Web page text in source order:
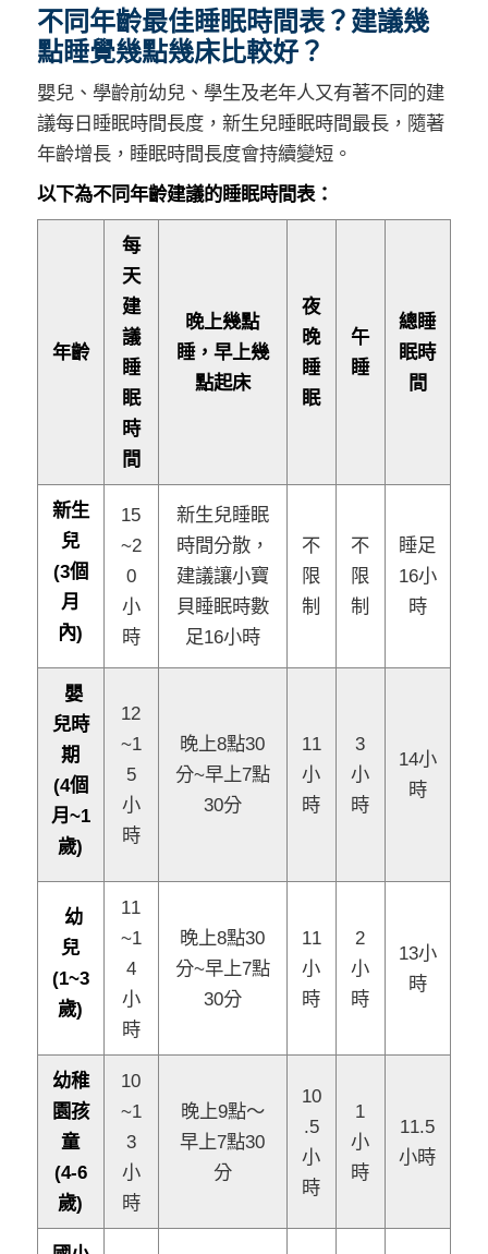
不同年齡最佳睡眠時間表？建議幾
點睡覺幾點幾床比較好？
嬰兒、學齡前幼兒、學生及老年人又有著不同的建
議每日睡眠時間長度，新生兒睡眠時間最長，隨著
年齡增長，睡眠時間長度會持續變短。
以下為不同年齡建議的睡眠時間表：
年齡
每
天
建
議
睡
眠
時
間
晚上幾點
睡，早上幾
點起床
夜
晚
睡
眠
午
睡
總睡
眠時
間
新生
兒
(3個
月
內)
15
~2
0
小
時
新生兒睡眠
時間分散，
建議讓小寶
貝睡眠時數
足16小時
不
限
制
不
限
制
睡足
16小
時
嬰
兒時
期
(4個
月~1
歲)
12
~1
5
小
時
晚上8點30
分~早上7點
30分
11
小
時
3
小
時
14小
時
幼
兒
(1~3
歲)
11
~1
4
小
時
晚上8點30
分~早上7點
30分
11
小
時
2
小
時
13小
時
幼稚
園孩
童
(4-6
歲)
10
~1
3
小
時
晚上9點～
早上7點30
分
10
.5
小
時
1
小
時
11.5
小時